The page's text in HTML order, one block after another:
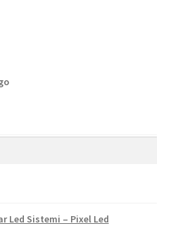
Led Sistemi – Pixel Led